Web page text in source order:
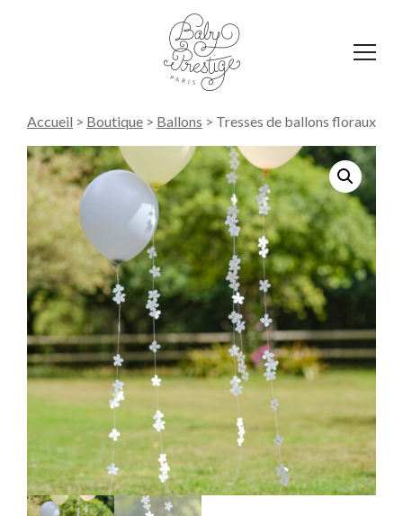
Accueil > Boutique > Ballons > Tresses de ballons floraux